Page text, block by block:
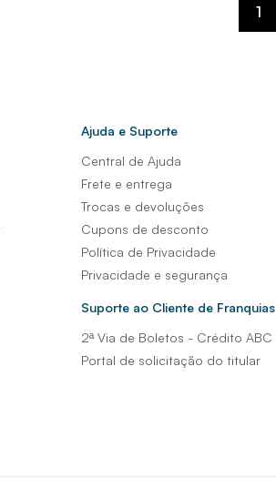
1
Ajuda e Suporte
Central de Ajuda
Frete e entrega
Trocas e devoluções
Cupons de desconto
Política de Privacidade
Privacidade e segurança
Suporte ao Cliente de Franquias
2ª Via de Boletos - Crédito ABC
Portal de solicitação do titular